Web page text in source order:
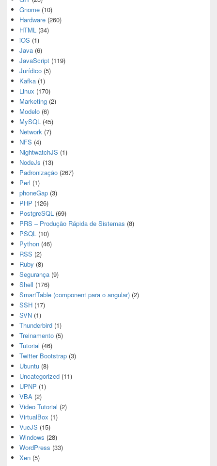
Gnome (10)
Hardware (260)
HTML (34)
iOS (1)
Java (6)
JavaScript (119)
Jurídico (5)
Kafka (1)
Linux (170)
Marketing (2)
Modelo (6)
MySQL (45)
Network (7)
NFS (4)
NightwatchJS (1)
NodeJs (13)
Padronização (267)
Perl (1)
phoneGap (3)
PHP (126)
PostgreSQL (69)
PRS – Produção Rápida de Sistemas (8)
PSQL (10)
Python (46)
RSS (2)
Ruby (8)
Segurança (9)
Shell (176)
SmartTable (component para o angular) (2)
SSH (17)
SVN (1)
Thunderbird (1)
Treinamento (5)
Tutorial (46)
Twitter Bootstrap (3)
Ubuntu (8)
Uncategorized (11)
UPNP (1)
VBA (2)
Video Tutorial (2)
VirtualBox (1)
VueJS (15)
Windows (28)
WordPress (33)
Xen (5)